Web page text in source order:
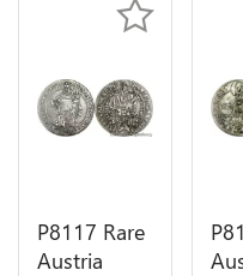
P8117 Rare
Austria